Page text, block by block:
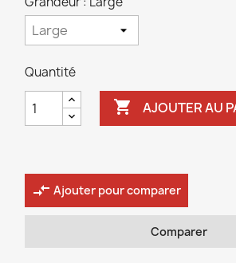
Quantité
 AJOUTER AU
compare_arrows Ajouter pour comparer
Comparer